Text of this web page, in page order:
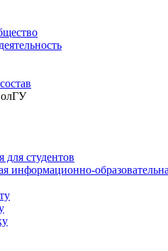
для студентов
информационно-